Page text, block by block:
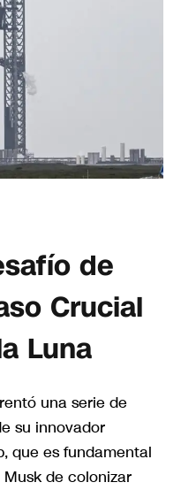
de
Crucial
Luna
una serie de
su innovador
que es fundamental
de colonizar